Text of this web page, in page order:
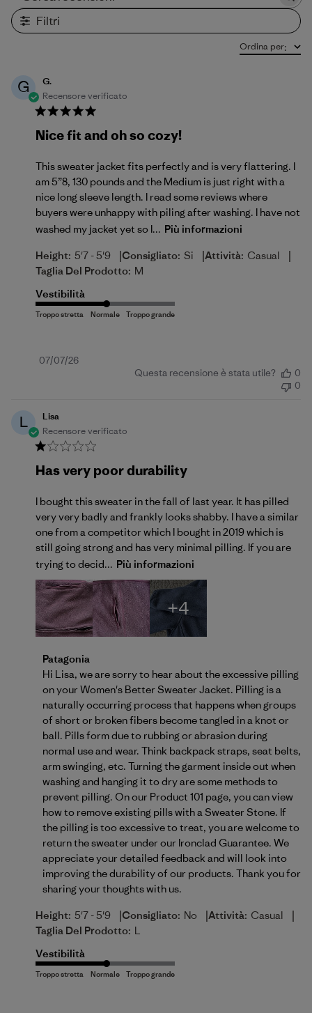
Filtri
Ordina per:
G
G.
Recensore verificato
Nice fit and oh so cozy!
This sweater jacket fits perfectly and is very flattering. I
am 5”8, 130 pounds and the Medium is just right with a
nice long sleeve length. I read some reviews where
buyers were unhappy with piling after washing. I have not
washed my jacket yet so I... Più informazioni
Height: 5'7 - 5'9 |Consigliato: Si |Attività: Casual |
Taglia Del Prodotto: M
Vestibilità
Data
07/07/26
Questa recensione è stata utile?
0
0
L
Lisa
Recensore verificato
Has very poor durability
I bought this sweater in the fall of last year. It has pilled
very very badly and frankly looks shabby. I have a similar
one from a competitor which I bought in 2019 which is
still going strong and has very minimal pilling. If you are
trying to decid... Più informazioni
+4
Commenti del proprietario del negozio sulla
Patagonia
Hi Lisa, we are sorry to hear about the excessive pilling
on your Women's Better Sweater Jacket. Pilling is a
naturally occurring process that happens when groups
of short or broken fibers become tangled in a knot or
ball. Pills form due to rubbing or abrasion during
normal use and wear. Think backpack straps, seat belts,
arm swinging, etc. Turning the garment inside out when
washing and hanging it to dry are some methods to
prevent pilling. On our Product 101 page, you can view
how to remove existing pills with a Sweater Stone. If
the pilling is too excessive to treat, you are welcome to
return the sweater under our Ironclad Guarantee. We
appreciate your detailed feedback and will look into
improving the durability of our products. Thank you for
sharing your thoughts with us.
Height: 5'7 - 5'9 |Consigliato: No |Attività: Casual |
Taglia Del Prodotto: L
Vestibilità